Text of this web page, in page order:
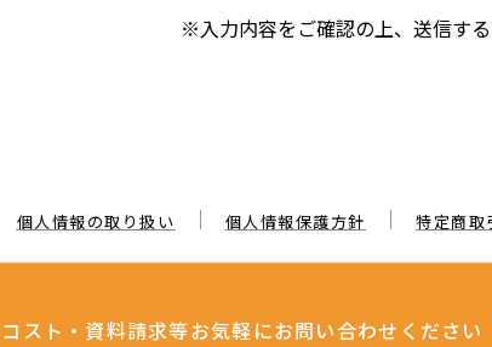
※入力内容をご確認の上、送信する
個人情報の取り扱い 個人情報保護方針 特定商取
スト・資料請求等お気軽にお問い合わせください